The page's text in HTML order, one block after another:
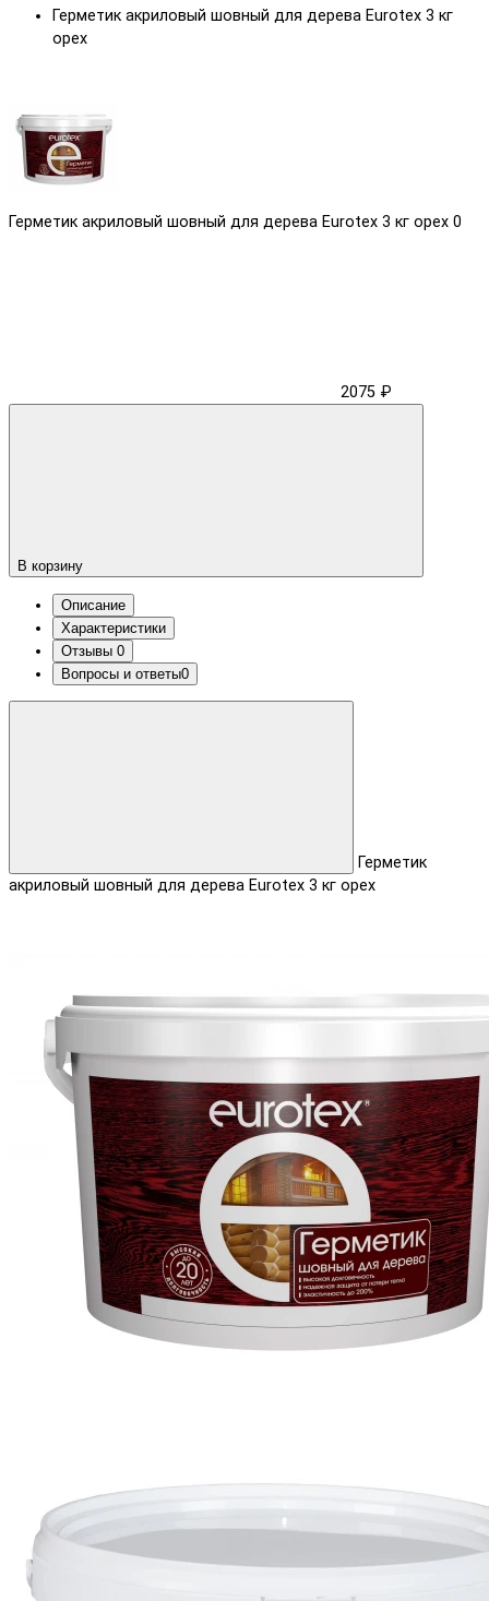
Герметик акриловый шовный для дерева Eurotex 3 кг
орех
Герметик акриловый шовный для дерева Eurotex 3 кг орех 0
2075 ₽
В корзину
Описание
Характеристики
Отзывы 0
Вопросы и ответы0
Герметик
акриловый шовный для дерева Eurotex 3 кг орех